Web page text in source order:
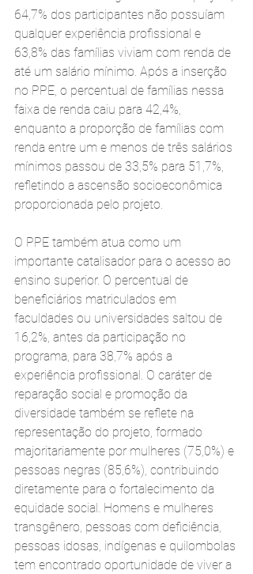
64,7% dos participantes não possuíam
qualquer experiência profissional e
63,8% das famílias viviam com renda de
até um salário mínimo. Após a inserção
no PPE, o percentual de famílias nessa
faixa de renda caiu para 42,4%,
enquanto a proporção de famílias com
renda entre um e menos de três salários
mínimos passou de 33,5% para 51,7%,
refletindo a ascensão socioeconômica
proporcionada pelo projeto.
O PPE também atua como um
importante catalisador para o acesso ao
ensino superior. O percentual de
beneficiários matriculados em
faculdades ou universidades saltou de
16,2%, antes da participação no
programa, para 38,7% após a
experiência profissional. O caráter de
reparação social e promoção da
diversidade também se reflete na
representação do projeto, formado
majoritariamente por mulheres (75,0%) e
pessoas negras (85,6%), contribuindo
diretamente para o fortalecimento da
equidade social. Homens e mulheres
transgênero, pessoas com deficiência,
pessoas idosas, indígenas e quilombolas
tem encontrado oportunidade de viver a